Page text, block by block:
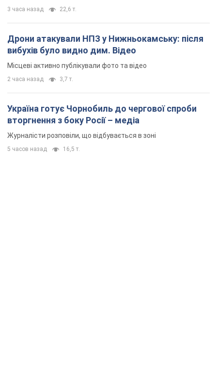
3 часа назад 22,6 т.
Дрони атакували НПЗ у Нижньокамську: після
вибухів було видно дим. Відео
Місцеві активно публікували фото та відео
2 часа назад 3,7 т.
Україна готує Чорнобиль до чергової спроби
вторгнення з боку Росії – медіа
Журналісти розповіли, що відбувається в зоні
5 часов назад 16,5 т.